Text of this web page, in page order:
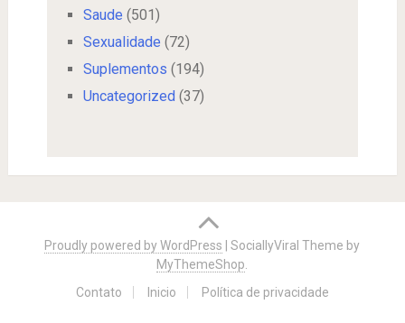
Saude (501)
Sexualidade (72)
Suplementos (194)
Uncategorized (37)
Proudly powered by WordPress |SociallyViral Theme by
MyThemeShop.
Contato
Inicio Política de privacidade